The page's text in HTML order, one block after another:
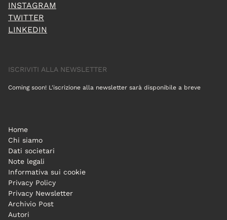
INSTAGRAM
TWITTER
LINKEDIN
ISCRIVITI ALLA NEWSLETTER
Coming soon! L'iscrizione alla newsletter sarà disponibile a breve
Home
Chi siamo
Dati societari
Note legali
Informativa sui cookie
Privacy Policy
Privacy Newsletter
Archivio Post
Autori